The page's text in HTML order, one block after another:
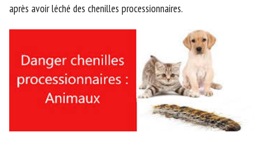
après avoir léché des chenilles processionnaires.